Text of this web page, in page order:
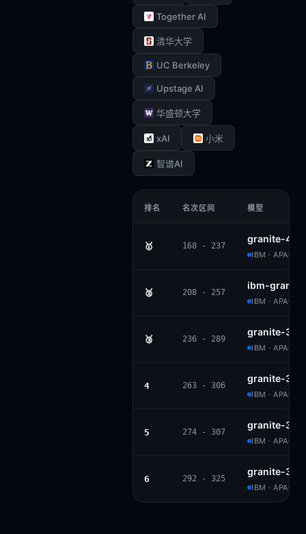
Together AI
清华大学
UC Berkeley
Upstage AI
华盛顿大学
xAI 小米
智谱AI
排名 名次区间 模型
🥇 168 - 237
granite-4.1-
IBM ·
🥈 208 - 257
ibm-
IBM ·
🥉 236 - 289
granite-
IBM ·
4 263 - 306
granite-
IBM ·
5 274 - 307
granite-
IBM ·
6 292 - 325
granite-
IBM ·